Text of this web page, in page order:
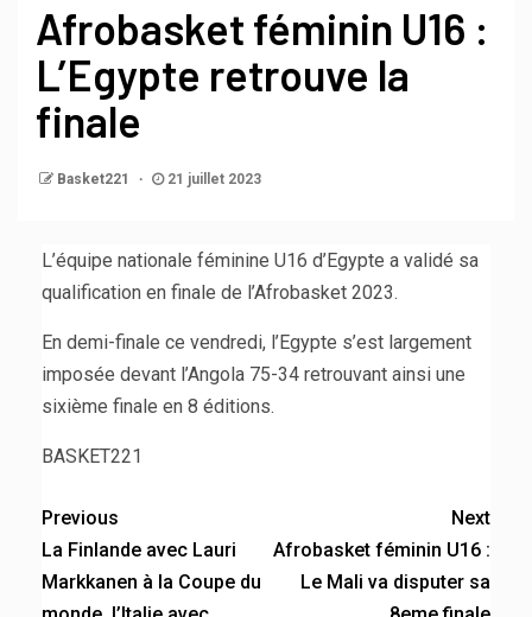
Afrobasket féminin U16 :
L’Egypte retrouve la
finale
Basket221 21 juillet 2023
L’équipe nationale féminine U16 d’Egypte a validé sa
qualification en finale de l’Afrobasket 2023.
En demi-finale ce vendredi, l’Egypte s’est largement
imposée devant l’Angola 75-34 retrouvant ainsi une
sixième finale en 8 éditions.
BASKET221
Previous
La Finlande avec Lauri
Markkanen à la Coupe du
Next
Afrobasket féminin U16 :
Le Mali va disputer sa